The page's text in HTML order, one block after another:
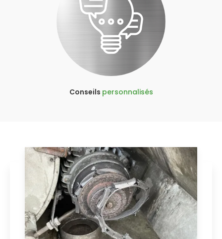
Conseils personnalisés